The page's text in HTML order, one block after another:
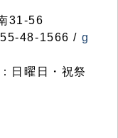
31-56
48-1566 / g
日曜日・祝祭